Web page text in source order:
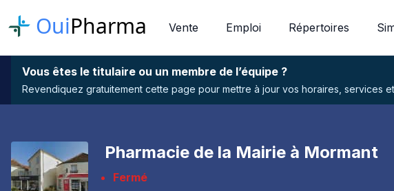
OuiPharma Vente Emploi Répertoires
Vous êtes le titulaire ou un membre de l’équipe ?
Revendiquez gratuitement cette page pour mettre à jour vos horaires, services
Pharmacie de la Mairie à Mormant
Fermé